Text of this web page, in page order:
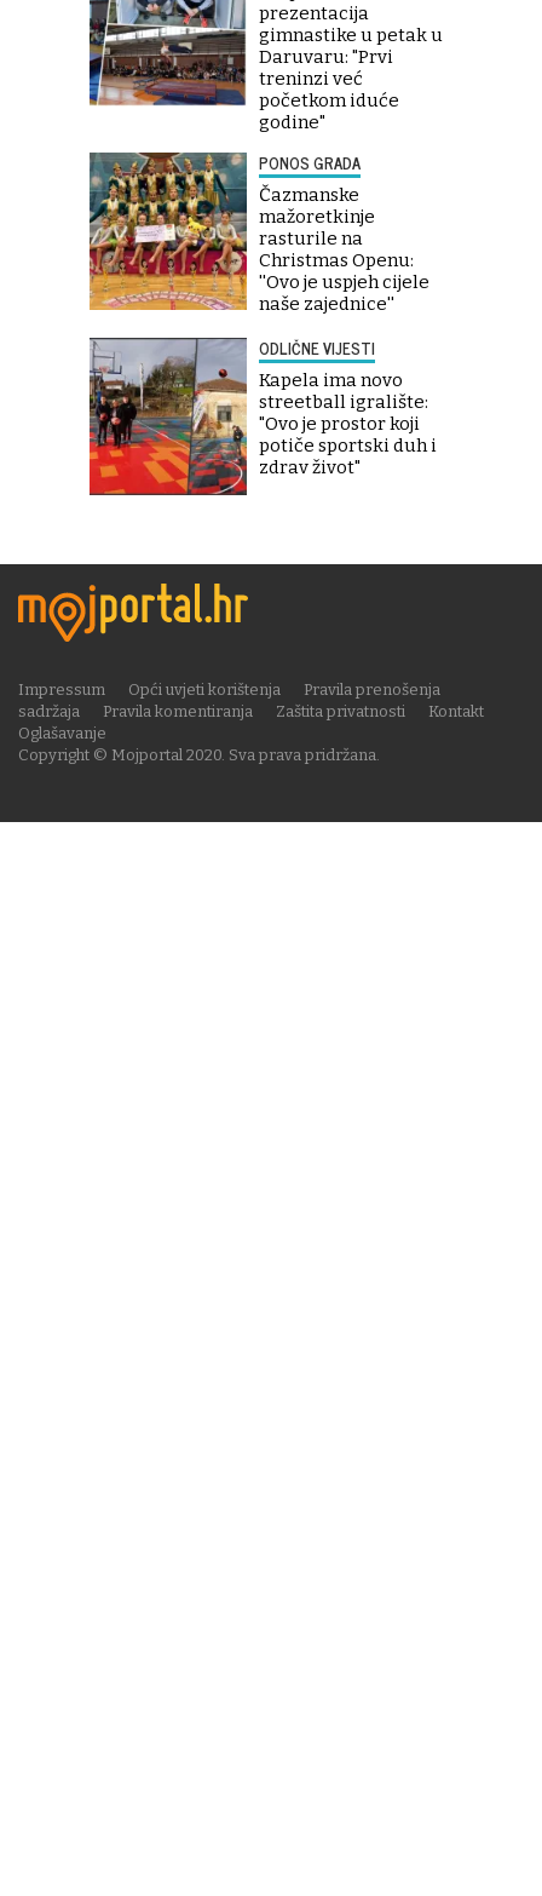
prezentacija
gimnastike u petak u
Daruvaru: "Prvi
treninzi već
početkom iduće
godine"
PONOS GRADA
Čazmanske
mažoretkinje
rasturile na
Christmas Openu:
''Ovo je uspjeh cijele
naše zajednice''
ODLIČNE VIJESTI
Kapela ima novo
streetball igralište:
"Ovo je prostor koji
potiče sportski duh i
zdrav život"
Copyright © Mojportal 2020. Sva prava pridržana.
Impressum Opći uvjeti korištenja
Pravila prenošenja
sadržaja
Pravila komentiranja Zaštita privatnosti
Kontakt
Oglašavanje